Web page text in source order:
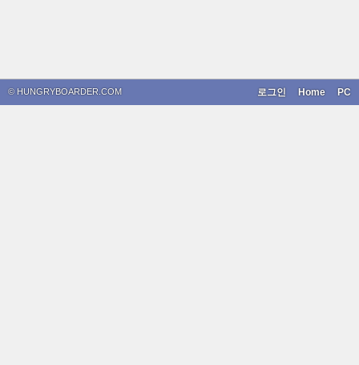
© HUNGRYBOARDER.COM PC
Home
로그인